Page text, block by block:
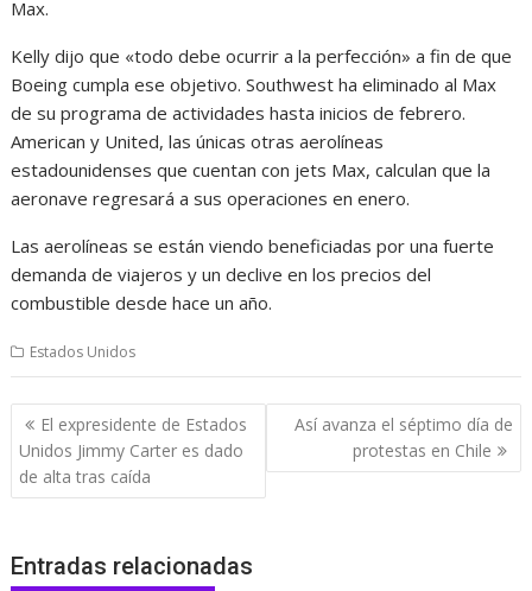
Max.
Kelly dijo que «todo debe ocurrir a la perfección» a fin de que
Boeing cumpla ese objetivo. Southwest ha eliminado al Max
de su programa de actividades hasta inicios de febrero.
American y United, las únicas otras aerolíneas
estadounidenses que cuentan con jets Max, calculan que la
aeronave regresará a sus operaciones en enero.
Las aerolíneas se están viendo beneficiadas por una fuerte
demanda de viajeros y un declive en los precios del
combustible desde hace un año.
Estados Unidos
Navegación
de
entradas
El expresidente de Estados
Unidos Jimmy Carter es dado
de alta tras caída
Así avanza el séptimo día de
protestas en Chile
Entradas relacionadas